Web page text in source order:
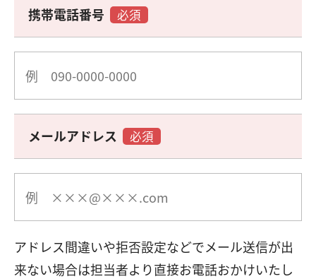
携帯電話番号 必須
メールアドレス 必須
アドレス間違いや拒否設定などでメール送信が出
来ない場合は担当者より直接お電話おかけいたし